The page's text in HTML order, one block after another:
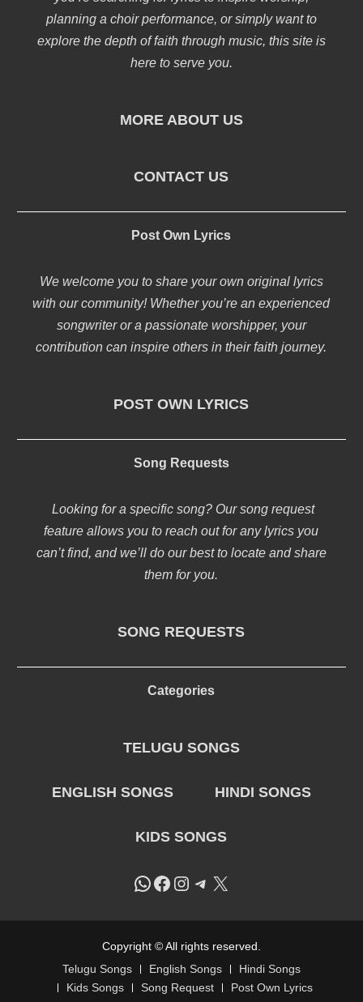
planning a choir performance, or simply want to
explore the depth of faith through music, this site is
here to serve you.
MORE ABOUT US
CONTACT US
Post Own Lyrics
We welcome you to share your own original lyrics
with our community! Whether you’re an experienced
songwriter or a passionate worshipper, your
contribution can inspire others in their faith journey.
POST OWN LYRICS
Song Requests
Looking for a specific song? Our song request
feature allows you to reach out for any lyrics you
can’t find, and we’ll do our best to locate and share
them for you.
SONG REQUESTS
Categories
TELUGU SONGS
ENGLISH SONGS HINDI SONGS
KIDS SONGS
WhatsApp
Facebook
Instagram
Telegram
X
Copyright © All rights reserved.
Telugu Songs
English Songs
Hindi Songs
Kids Songs
Song Request
Post Own Lyrics